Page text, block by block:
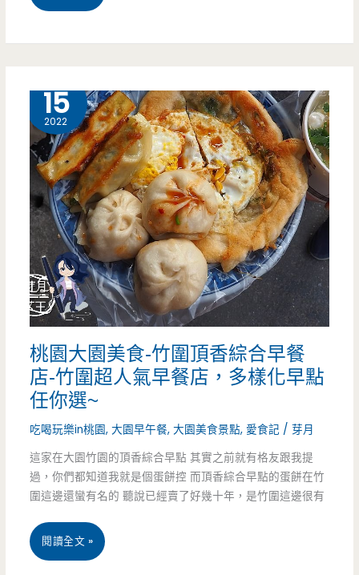
嘴
饞
的，
熱
呼
呼
的
起
司
陪
你
（邀
約）
美
食-
劉
記
北
方
小
吃-
一
天
三
時，
15
2022
桃園大園美食-竹圍頂香綜合早餐
店-竹圍超人氣早餐店，多樣化早點
任你選~
吃喝玩樂in桃園,大園早午餐,大園美食景點, 愛食記 /芽月
這家在大園竹園的頂香綜合早點 其實之前就有格友跟我提
過，你們都知道我就是個蛋餅控 而頂香綜合早點的蛋餅在竹
圍這邊還蠻有名的 聽說已經賣了好幾十年，是竹圍這邊很有
桃
閱讀全文 »